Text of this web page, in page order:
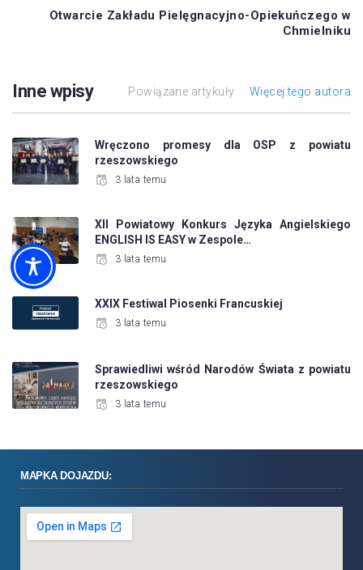
Otwarcie Zakładu Pielęgnacyjno-Opiekuńczego w
Chmielniku
Inne wpisy Powiązane artykuły Więcej tego autora
Wręczono promesy dla OSP z powiatu
rzeszowskiego
3 lata temu
XII Powiatowy Konkurs Języka Angielskiego
ENGLISH IS EASY w Zespole…
3 lata temu
XXIX Festiwal Piosenki Francuskiej
3 lata temu
Sprawiedliwi wśród Narodów Świata z powiatu
rzeszowskiego
3 lata temu
MAPKA DOJAZDU: